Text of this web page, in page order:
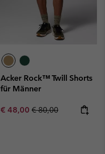
Acker Rock™ Twill Shorts
für Männer
Sale price:
€ 48,00 Regular price:
€ 80,00